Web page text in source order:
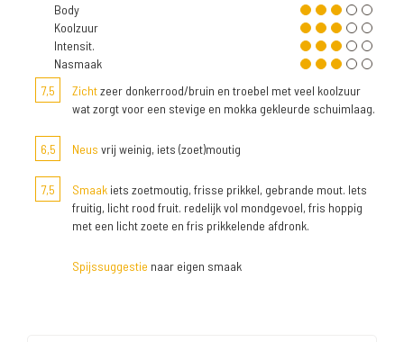
Body
Koolzuur
Intensit.
Nasmaak
7,5
Zichtzeer donkerrood/bruin en troebel met veel koolzuur
wat zorgt voor een stevige en mokka gekleurde schuimlaag.
6,5 Neus vrij weinig, iets (zoet)moutig
7,5 Smaak iets zoetmoutig, frisse prikkel, gebrande mout. Iets
fruitig, licht rood fruit. redelijk vol mondgevoel, fris hoppig
met een licht zoete en fris prikkelende afdronk.
Spijssuggestie naar eigen smaak